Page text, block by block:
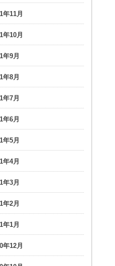
年11月
年10月
年9月
年8月
年7月
年6月
年5月
年4月
年3月
年2月
年1月
年12月